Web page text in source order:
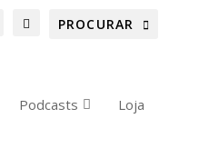
Podcasts Loja